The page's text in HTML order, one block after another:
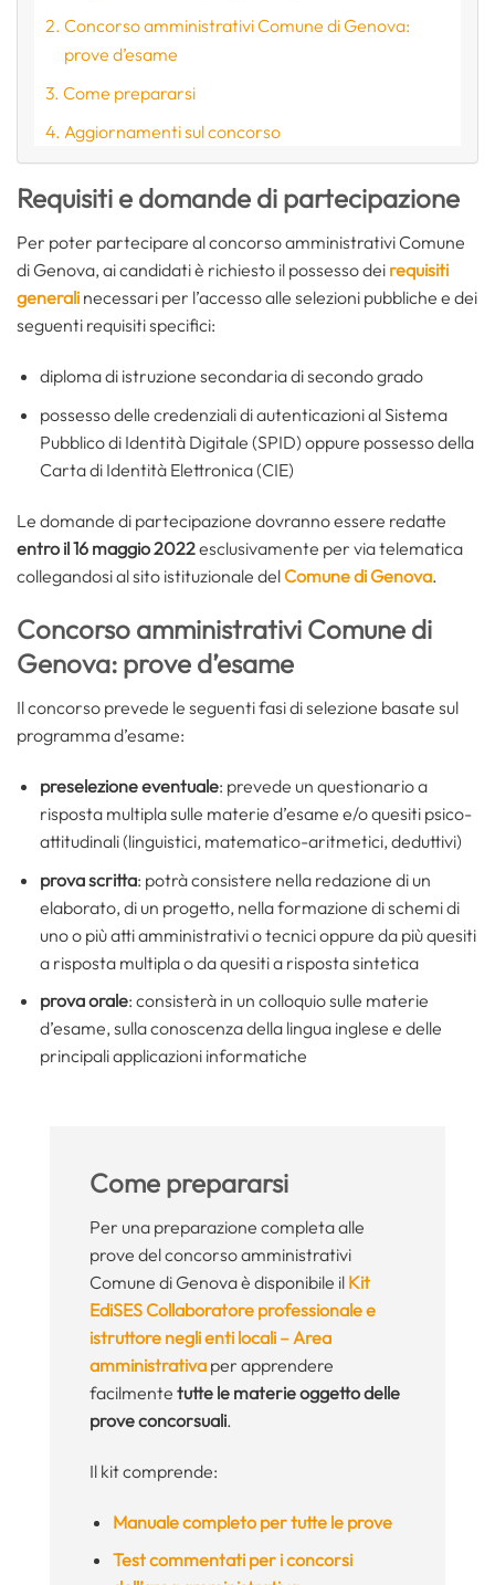
Concorso amministrativi Comune di Genova:
prove d’esame
Come prepararsi
Aggiornamenti sul concorso
Requisiti e domande di partecipazione
Per poter partecipare al concorso amministrativi Comune
di Genova, ai candidati è richiesto il possesso dei requisiti
generali necessari per l’accesso alle selezioni pubbliche e dei
seguenti requisiti specifici:
diploma di istruzione secondaria di secondo grado
possesso delle credenziali di autenticazioni al Sistema
Pubblico di Identità Digitale (SPID) oppure possesso della
Carta di Identità Elettronica (CIE)
Le domande di partecipazione dovranno essere redatte
entro il 16 maggio 2022esclusivamente per via telematica
collegandosi al sito istituzionale delComune di Genova.
Concorso amministrativi Comune di
Genova: prove d’esame
Il concorso prevede le seguenti fasi di selezione basate sul
programma d’esame:
preselezione eventuale: prevede un questionario a
risposta multipla sulle materie d’esame e/o quesiti psico-
attitudinali (linguistici, matematico-aritmetici, deduttivi)
prova scritta: potrà consistere nella redazione di un
elaborato, di un progetto, nella formazione di schemi di
uno o più atti amministrativi o tecnici oppure da più quesiti
a risposta multipla o da quesiti a risposta sintetica
prova orale: consisterà in un colloquio sulle materie
d’esame, sulla conoscenza della lingua inglese e delle
principali applicazioni informatiche
Come prepararsi
Per una preparazione completa alle
prove del concorso amministrativi
Comune di Genova è disponibile il Kit
EdiSES Collaboratore professionale e
istruttore negli enti locali – Area
amministrativaper apprendere
facilmente tutte le materie oggetto delle
prove concorsuali.
Il kit comprende:
Manuale completo per tutte le prove
Test commentati per i concorsi